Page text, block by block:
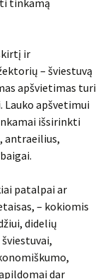
tinkamą
ir
– šviestuvą
apšvietimas turi
Lauko apšvetimui
išsirinkti
antraeilius,
patalpai ar
– kokiomis
didelių
dar